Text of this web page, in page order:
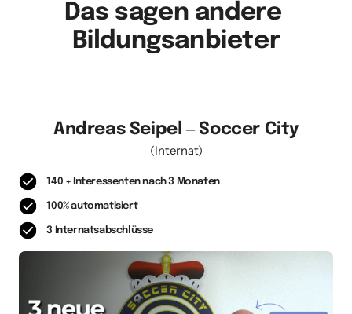
Das sagen andere
Bildungsanbieter
Andreas Seipel ‒ Soccer City
(Internat)
140 + Interessenten nach 3 Monaten
100% automatisiert
3 Internatsabschlüsse